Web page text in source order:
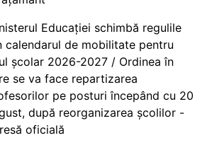
Educației schimbă regulile
calendarul de mobilitate pentru
școlar 2026-2027 / Ordinea în
se va face repartizarea
pe posturi începând cu 20
după reorganizarea școlilor -
oficială